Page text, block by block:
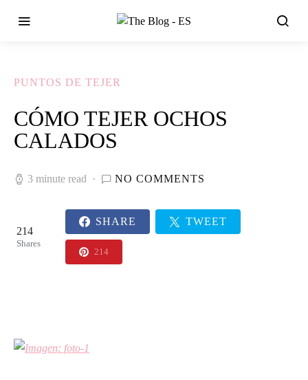
PUNTOS DE TEJER
CÓMO TEJER OCHOS
CALADOS
3 minute read NO COMMENTS
214
Shares
SHARE TWEET
214